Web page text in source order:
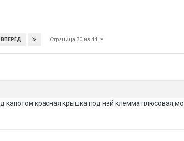
ВПЕРЁД Страница 30 из 44
капотом красная крышка под ней клемма